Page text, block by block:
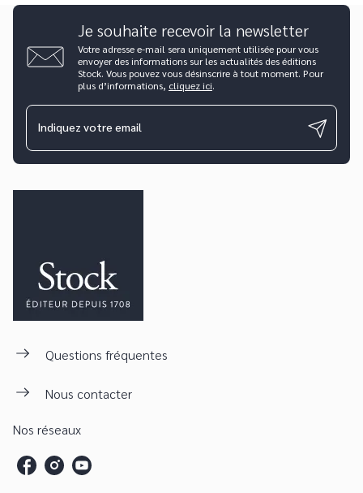
Je souhaite recevoir la newsletter
Votre adresse e-mail sera uniquement utilisée pour vous
envoyer des informations sur les actualités des éditions
Stock. Vous pouvez vous désinscrire à tout moment. Pour
plus d’informations, cliquez ici.
Indiquez votre email
Questions fréquentes
Nous contacter
Nos réseaux